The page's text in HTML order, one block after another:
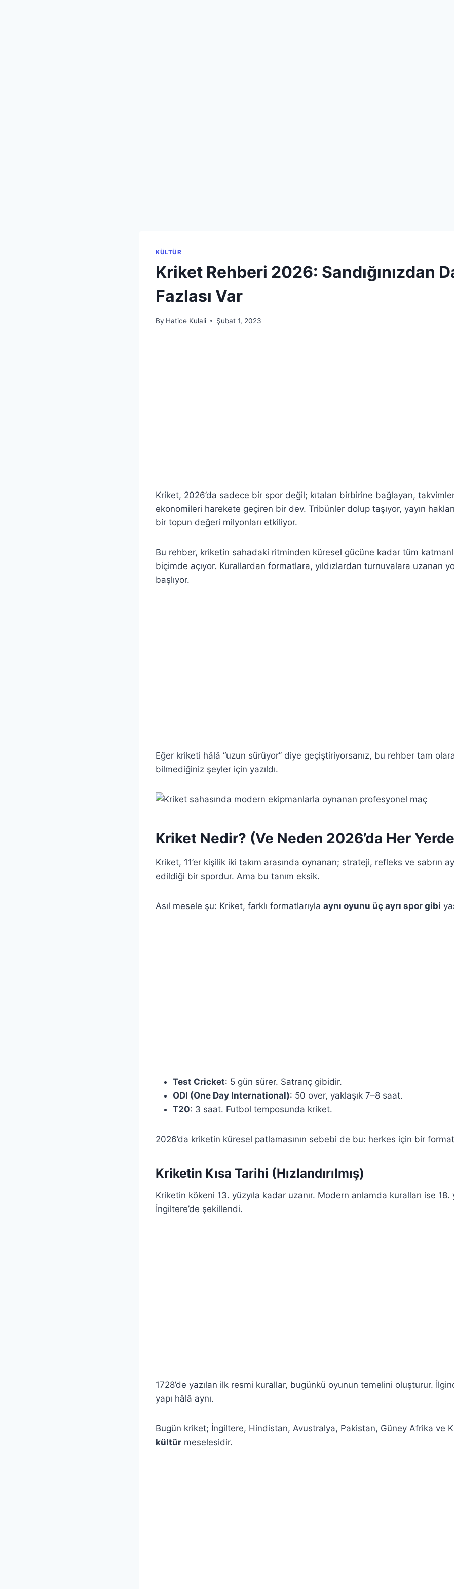
KÜLTÜR
Kriket Rehberi 2026: Sandığınızdan
Fazlası Var
By Hatice Kulali Şubat 1, 2023
Kriket, 2026’da sadece bir spor değil; kıtaları birbirine bağlayan,
ekonomileri harekete geçiren bir dev. Tribünler dolup taşıyor, yayın
bir topun değeri milyonları etkiliyor.
Bu rehber, kriketin sahadaki ritminden küresel gücüne kadar tüm
biçimde açıyor. Kurallardan formatlara, yıldızlardan turnuvalara uzanan
başlıyor.
Eğer kriketi hâlâ “uzun sürüyor” diye geçiştiriyorsanız, bu rehber tam
bilmediğiniz şeyler için yazıldı.
Kriket Nedir? (Ve Neden 2026’da Her
Kriket, 11’er kişilik iki takım arasında oynanan; strateji, refleks ve sabrın
edildiği bir spordur. Ama bu tanım eksik.
Asıl mesele şu: Kriket, farklı formatlarıyla aynı oyunu üç ayrı spor gibi
Test Cricket: 5 gün sürer. Satranç gibidir.
ODI (One Day International): 50 over, yaklaşık 7–8 saat.
T20: 3 saat. Futbol temposunda kriket.
2026’da kriketin küresel patlamasının sebebi de bu: herkes için bir
Kriketin Kısa Tarihi (Hızlandırılmış)
Kriketin kökeni 13. yüzyıla kadar uzanır. Modern anlamda kuralları ise 18.
İngiltere’de şekillendi.
1728’de yazılan ilk resmi kurallar, bugünkü oyunun temelini oluşturur.
yapı hâlâ aynı.
Bugün kriket; İngiltere, Hindistan, Avustralya, Pakistan, Güney Afrika ve
kültür meselesidir.